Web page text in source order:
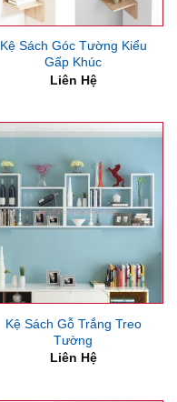
Kệ Sách Góc Tường Kiểu
Gấp Khúc
Liên Hệ
Kệ Sách Gỗ Trắng Treo
Tường
Liên Hệ